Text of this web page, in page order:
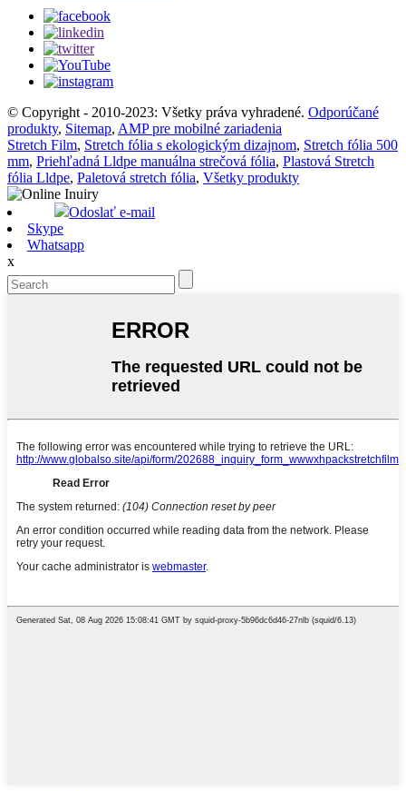
© Copyright - 2010-2023: Všetky práva vyhradené. Odporúčané
produkty, Sitemap, AMP pre mobilné zariadenia
Stretch Film, Stretch fólia s ekologickým dizajnom, Stretch fólia 500
mm, Priehľadná Lldpe manuálna strečová fólia, Plastová Stretch
fólia Lldpe, Paletová stretch fólia, Všetky produkty
Odoslať e-mail
Skype
Whatsapp
x